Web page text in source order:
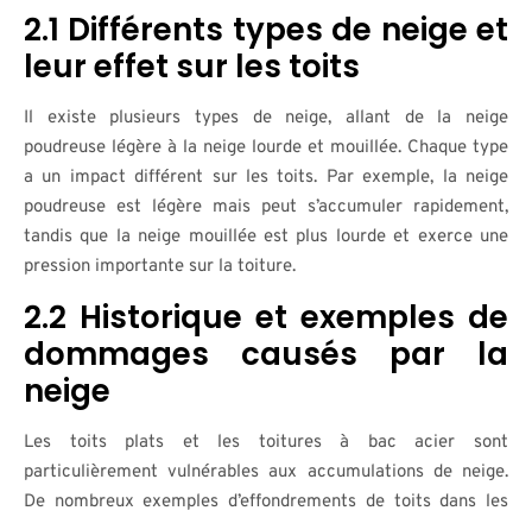
2.1 Différents types de neige et
leur effet sur les toits
Il existe plusieurs types de neige, allant de la neige
poudreuse légère à la neige lourde et mouillée. Chaque type
a un impact différent sur les toits. Par exemple, la neige
poudreuse est légère mais peut s’accumuler rapidement,
tandis que la neige mouillée est plus lourde et exerce une
pression importante sur la toiture.
2.2 Historique et exemples de
dommages causés par la
neige
Les toits plats et les toitures à bac acier sont
particulièrement vulnérables aux accumulations de neige.
De nombreux exemples d’effondrements de toits dans les